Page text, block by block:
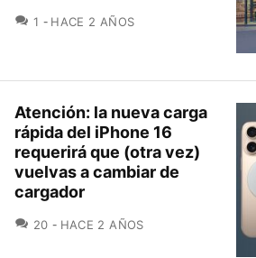
1 COMENTARIOS
HACE 2 AÑOS
Atención: la nueva carga
rápida del iPhone 16
requerirá que (otra vez)
vuelvas a cambiar de
cargador
20 COMENTARIOS
HACE 2 AÑOS